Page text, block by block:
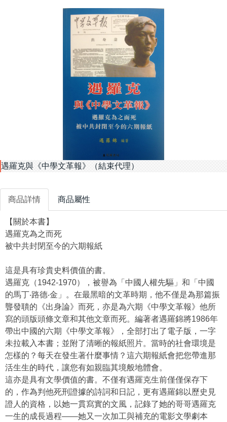
遇羅克與《中學文革報》（結束代理）
商品詳情 商品屬性
【關於本書】
遇羅克為之而死
被中共封閉至今的六期報紙
這是具有珍貴史料價值的書。
遇羅克（1942-1970），被譽為「中國人權先驅」和「中國
的馬丁‧路德‧金」。在最黑暗的文革時期，他不僅是為那篇振
聾發聵的《出身論》而死，亦是為六期《中學文革報》他所
寫的頭版頭條文章和其他文章而死。編著者遇羅錦將1986年
帶出中國的六期《中學文革報》，全部打出了電子版，一字
未拉載入本書；並附了清晰的報紙照片。當時的社會環境是
怎樣的？每天在發生著什麼事情？這六期報紙會把您帶進那
活生生的時代，讓您有如親臨其境般地體會。
這亦是具有文學價值的書。不僅有遇羅克生前僅僅保存下
的，作為判他死刑證據的詩詞和日記，更有遇羅錦以歷史見
證人的資格，以她一貫寫實的文風，記錄了她的哥哥遇羅克
一生的成長過程——她又一次加工與補充的電影文學劇本